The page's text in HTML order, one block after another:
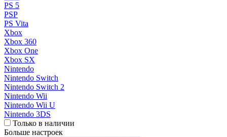
PS 5
PSP
PS Vita
Xbox
Xbox 360
Xbox One
Xbox SX
Nintendo
Nintendo Switch
Nintendo Switch 2
Nintendo Wii
Nintendo Wii U
Nintendo 3DS
Только в наличии
Больше настроек